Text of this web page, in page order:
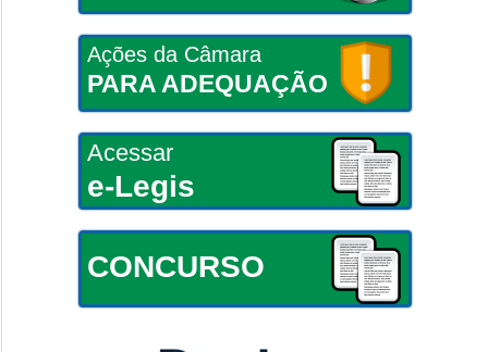
Ações da Câmara
PARA ADEQUAÇÃO
Acessar
e-Legis
CONCURSO